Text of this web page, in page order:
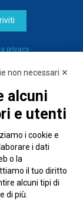
privacy
non necessari ✕
alcuni
e utenti
i cookie e
i dati
o la
il tuo diritto
alcuni tipi di
di più.